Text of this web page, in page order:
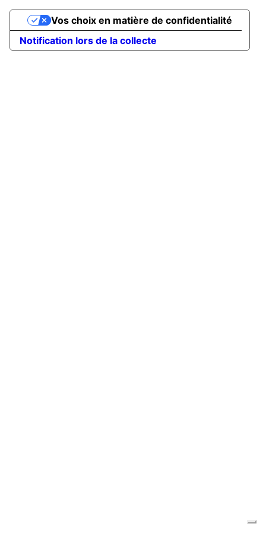
Notification lors de la collecte
Vos choix en matière de confidentialité